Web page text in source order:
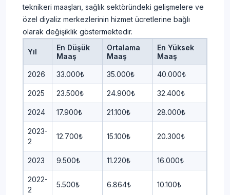
teknikeri maaşları, sağlık sektöründeki gelişmelere ve
özel diyaliz merkezlerinin hizmet ücretlerine bağlı
olarak değişiklik göstermektedir.
Yıl
En Düşük
Maaş
Ortalama
Maaş
En Yüksek
Maaş
2026 33.000₺ 35.000₺ 40.000₺
2025 23.500₺ 24.900₺ 32.400₺
2024 17.900₺ 21.100₺ 28.000₺
2023-
2
12.700₺ 15.100₺ 20.300₺
2023 9.500₺ 11.220₺ 16.000₺
2022-
2
5.500₺ 6.864₺ 10.100₺